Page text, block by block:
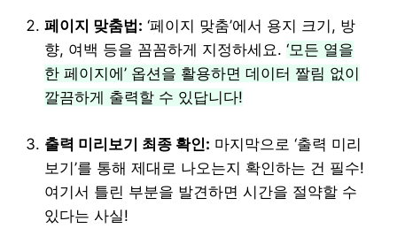
페이지 맞춤법: ‘페이지 맞춤’에서 용지 크기, 방
향, 여백 등을 꼼꼼하게 지정하세요. ‘모든 열을
한 페이지에’ 옵션을 활용하면 데이터 짤림 없이
깔끔하게 출력할 수 있답니다!
출력 미리보기 최종 확인: 마지막으로 ‘출력 미리
보기’를 통해 제대로 나오는지 확인하는 건 필수!
여기서 틀린 부분을 발견하면 시간을 절약할 수
있다는 사실!